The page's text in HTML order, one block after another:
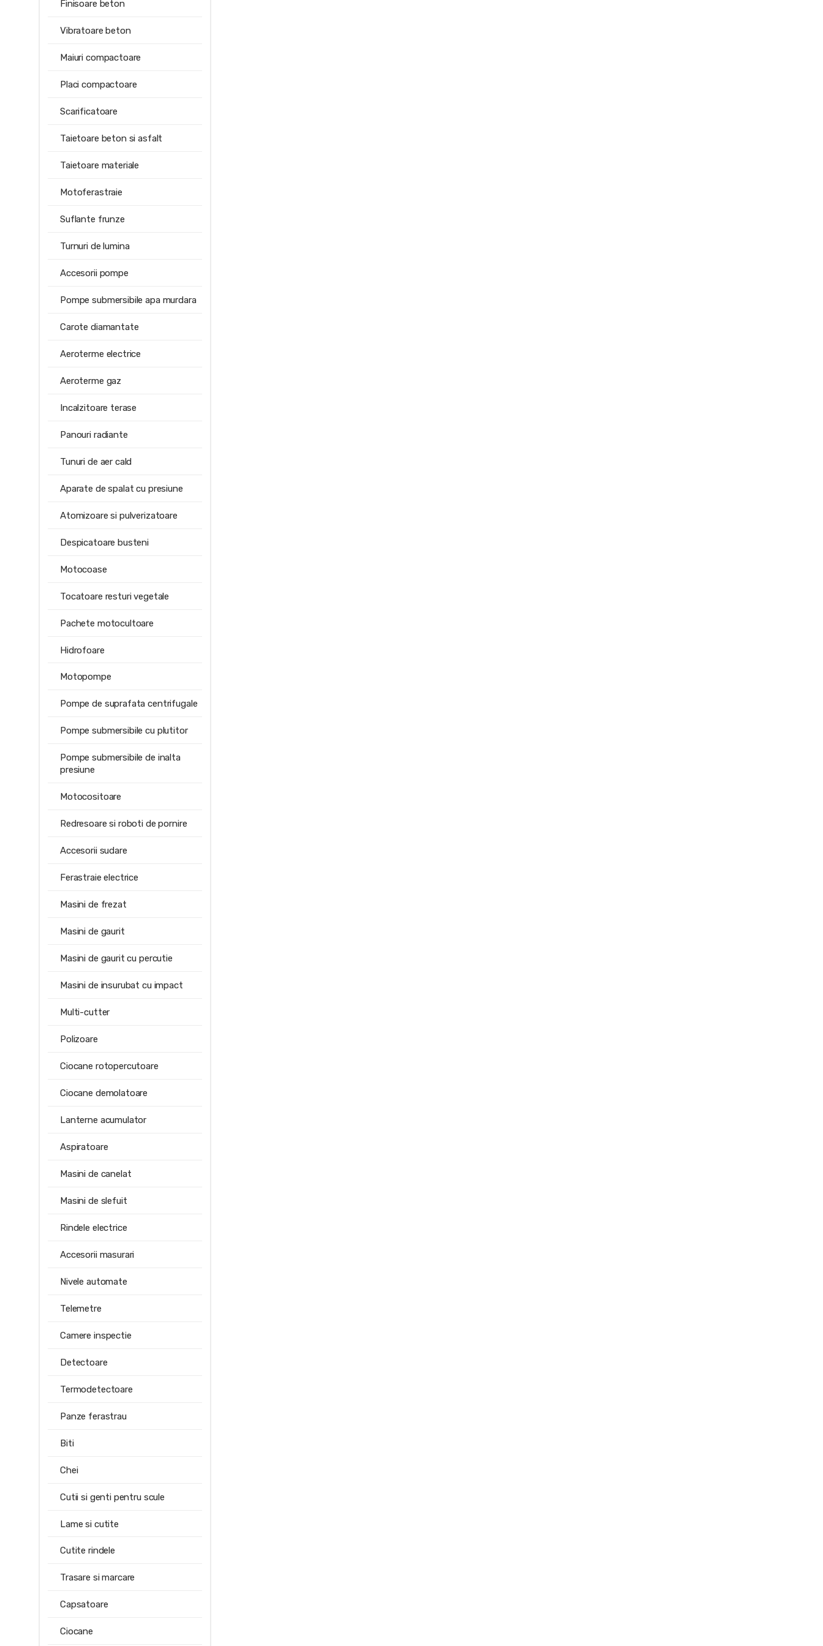
Finisoare beton
Vibratoare beton
Maiuri compactoare
Placi compactoare
Scarificatoare
Taietoare beton si asfalt
Taietoare materiale
Motoferastraie
Suflante frunze
Turnuri de lumina
Accesorii pompe
Pompe submersibile apa murdara
Carote diamantate
Aeroterme electrice
Aeroterme gaz
Incalzitoare terase
Panouri radiante
Tunuri de aer cald
Aparate de spalat cu presiune
Atomizoare si pulverizatoare
Despicatoare busteni
Motocoase
Tocatoare resturi vegetale
Pachete motocultoare
Hidrofoare
Motopompe
Pompe de suprafata centrifugale
Pompe submersibile cu plutitor
Pompe submersibile de inalta
presiune
Motocositoare
Redresoare si roboti de pornire
Accesorii sudare
Ferastraie electrice
Masini de frezat
Masini de gaurit
Masini de gaurit cu percutie
Masini de insurubat cu impact
Multi-cutter
Polizoare
Ciocane rotopercutoare
Ciocane demolatoare
Lanterne acumulator
Aspiratoare
Masini de canelat
Masini de slefuit
Rindele electrice
Accesorii masurari
Nivele automate
Telemetre
Camere inspectie
Detectoare
Termodetectoare
Panze ferastrau
Biti
Chei
Cutii si genti pentru scule
Lame si cutite
Cutite rindele
Trasare si marcare
Capsatoare
Ciocane